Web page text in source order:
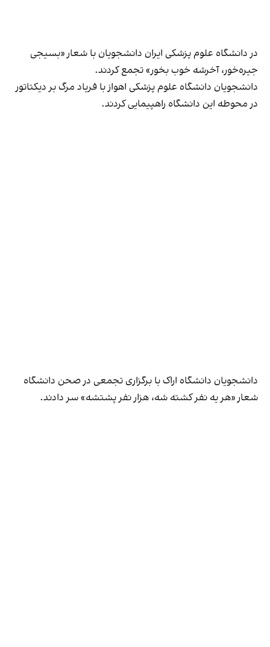
در دانشگاه علوم پزشکی ایران دانشجویان با شعار «بسیجی
جیره‌خور، آخرشه خوب بخور» تجمع کردند.
دانشجویان دانشگاه علوم پزشکی اهواز با فریاد مرگ بر دیکتاتور
در محوطه این دانشگاه راهپیمایی کردند.
دانشجویان دانشگاه اراک با برگزاری تجمعی در صحن دانشگاه
شعار «‌هر یه نفر کشته شه، هزار نفر پشتشه» سر دادند.